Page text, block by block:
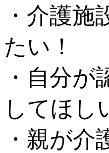
・介護
たい！
・自分
してほし
・親が